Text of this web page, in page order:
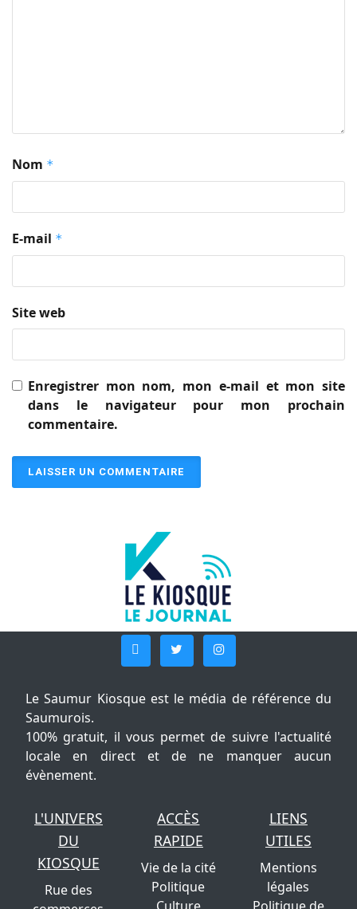
Nom *
E-mail *
Site web
Enregistrer mon nom, mon e-mail et mon site
dans le navigateur pour mon prochain
commentaire.
Le Saumur Kiosque est le média de référence du
Saumurois.
100% gratuit, il vous permet de suivre l'actualité
locale en direct et de ne manquer aucun
évènement.
L'UNIVERS
DU
KIOSQUE
Rue des
ACCÈS
RAPIDE
Vie de la cité
Politique
LIENS
UTILES
Mentions
légales